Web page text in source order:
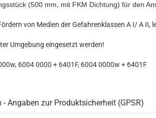
(500 mm, mit FKM Dichtung) für den
von Medien der Gefahrenklassen A I/ A II,
Umgebung eingesetzt werden!
6004 0000 + 6401F, 6004 0000w + 6401F
Angaben zur Produktsicherheit (GPSR)